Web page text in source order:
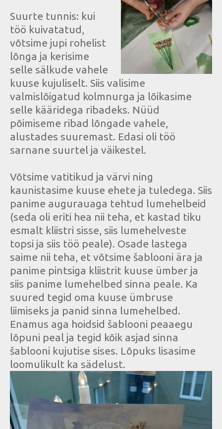
Suurte tunnis: kui
töö kuivatatud,
võtsime jupi rohelist
lõnga ja kerisime
selle sälkude vahele
kuuse kujuliselt. Siis valisime
valmislõigatud kolmnurga ja lõikasime
selle kääridega ribadeks. Nüüd
põimiseme ribad lõngade vahele,
alustades suuremast. Edasi oli töö
sarnane suurtel ja väikestel.
Võtsime vatitikud ja värvi ning
kaunistasime kuuse ehete ja tuledega. Siis
panime augurauaga tehtud lumehelbeid
(seda oli eriti hea nii teha, et kastad tiku
esmalt kliistri sisse, siis lumehelveste
topsi ja siis töö peale). Osade lastega
saime nii teha, et võtsime šablooni ära ja
panime pintsiga kliistrit kuuse ümber ja
siis panime lumehelbed sinna peale. Ka
suured tegid oma kuuse ümbruse
liimiseks ja panid sinna lumehelbed.
Enamus aga hoidsid šablooni peaaegu
lõpuni peal ja tegid kõik asjad sinna
šablooni kujutise sises. Lõpuks lisasime
loomulikult ka sädelust.